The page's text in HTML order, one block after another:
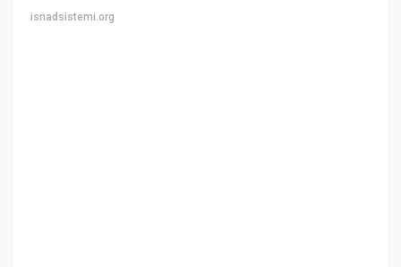
isnadsistemi.org